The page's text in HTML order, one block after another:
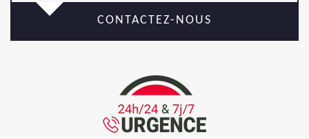
CONTACTEZ-NOUS